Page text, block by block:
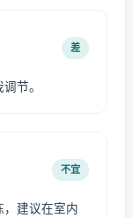
差
节。
不宜
建议在室内